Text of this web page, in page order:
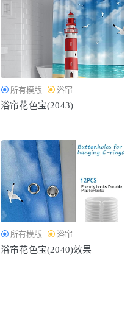
所有模版 浴帘
浴帘花色宝(2043)
所有模版 浴帘
浴帘花色宝(2040)效果